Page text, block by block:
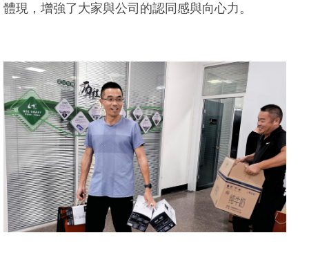
體現，增強了大家與公司的認同感與向心力。